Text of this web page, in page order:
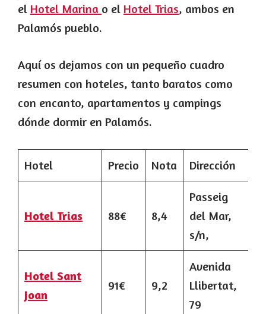
el Hotel Marina o el Hotel Trias, ambos en
Palamós pueblo.
Aquí os dejamos con un pequeño cuadro
resumen con hoteles, tanto baratos como
con encanto, apartamentos y campings
dónde dormir en Palamós.
Hotel Precio Nota Dirección
Hotel Trias 88€ 8,4
Passeig
del Mar,
s/n,
Hotel Sant
Joan
91€ 9,2
Avenida
Llibertat,
79